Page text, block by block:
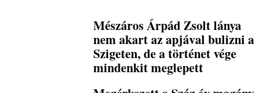
Mészáros Árpád Zsolt lánya
nem akart az apjával bulizni a
Szigeten, de a történet vége
mindenkit meglepett